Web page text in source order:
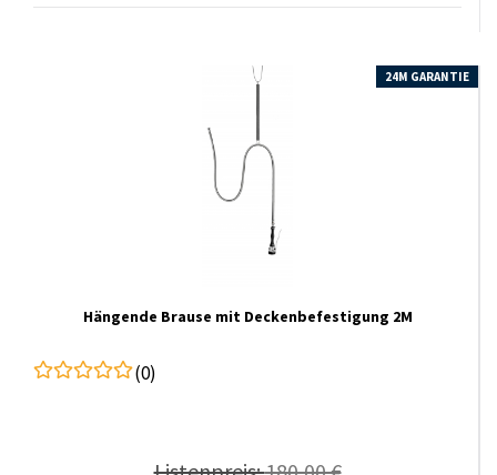
24M GARANTIE
Hängende Brause mit Deckenbefestigung 2M
(0)